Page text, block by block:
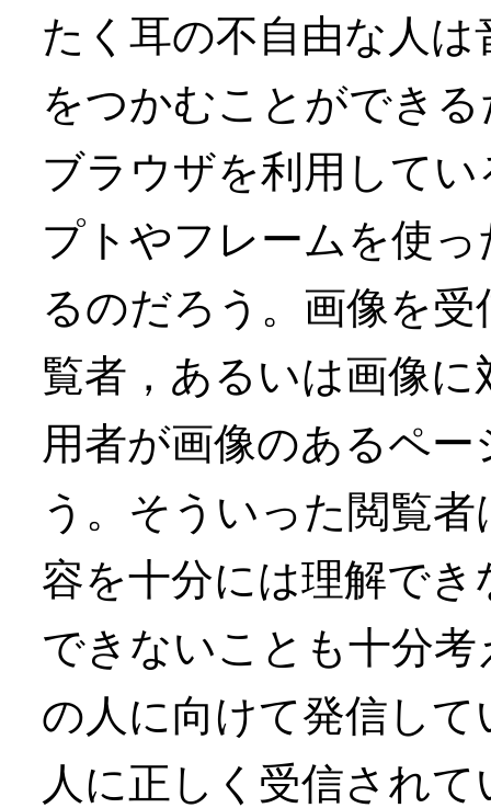
たく耳の不自由な人
をつかむことができ
ブラウザを利用して
プトやフレームを使
るのだろう。画像を
覧者，あるいは画像
用者が画像のあるペ
う。そういった閲覧
容を十分には理解で
できないことも十分
の人に向けて発信し
人に正しく受信され